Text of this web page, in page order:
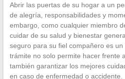
Abrir las puertas de su hogar a un
de alegría, responsabilidades y
embargo, como cualquier miembro
cuidar de su salud y bienestar
seguro para su fiel compañero es
trámite no solo permite hacer frente
también garantizar los mejores
en caso de enfermedad o accidente.